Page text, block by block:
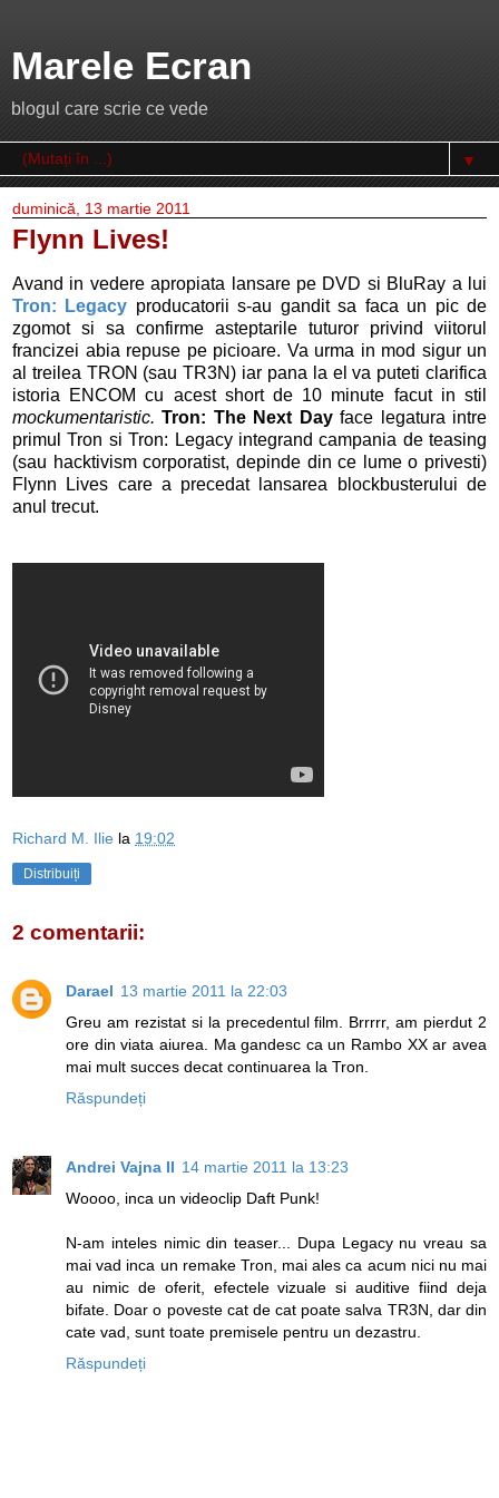
Marele Ecran
blogul care scrie ce vede
▼
duminică, 13 martie 2011
Flynn Lives!
Avand in vedere apropiata lansare pe DVD si BluRay a lui
Tron: Legacy producatorii s-au gandit sa faca un pic de
zgomot si sa confirme asteptarile tuturor privind viitorul
francizei abia repuse pe picioare. Va urma in mod sigur un
al treilea TRON (sau TR3N) iar pana la el va puteti clarifica
istoria ENCOM cu acest short de 10 minute facut in stil
mockumentaristic.Tron: The Next Dayface legatura intre
primul Tron si Tron: Legacy integrand campania de teasing
(sau hacktivism corporatist, depinde din ce lume o privesti)
Flynn Lives care a precedat lansarea blockbusterului de
anul trecut.
Richard M. Ilie la 19:02
Distribuiți
2 comentarii:
Darael 13 martie 2011 la 22:03
Greu am rezistat si la precedentul film. Brrrrr, am pierdut 2
ore din viata aiurea. Ma gandesc ca un Rambo XX ar avea
mai mult succes decat continuarea la Tron.
Răspundeți
Andrei Vajna II 14 martie 2011 la 13:23
Woooo, inca un videoclip Daft Punk!
N-am inteles nimic din teaser... Dupa Legacy nu vreau sa
mai vad inca un remake Tron, mai ales ca acum nici nu mai
au nimic de oferit, efectele vizuale si auditive fiind deja
bifate. Doar o poveste cat de cat poate salva TR3N, dar din
cate vad, sunt toate premisele pentru un dezastru.
Răspundeți